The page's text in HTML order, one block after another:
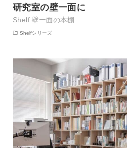
研究室の壁一面に
Shelf 壁一面の本棚
Shelfシリーズ